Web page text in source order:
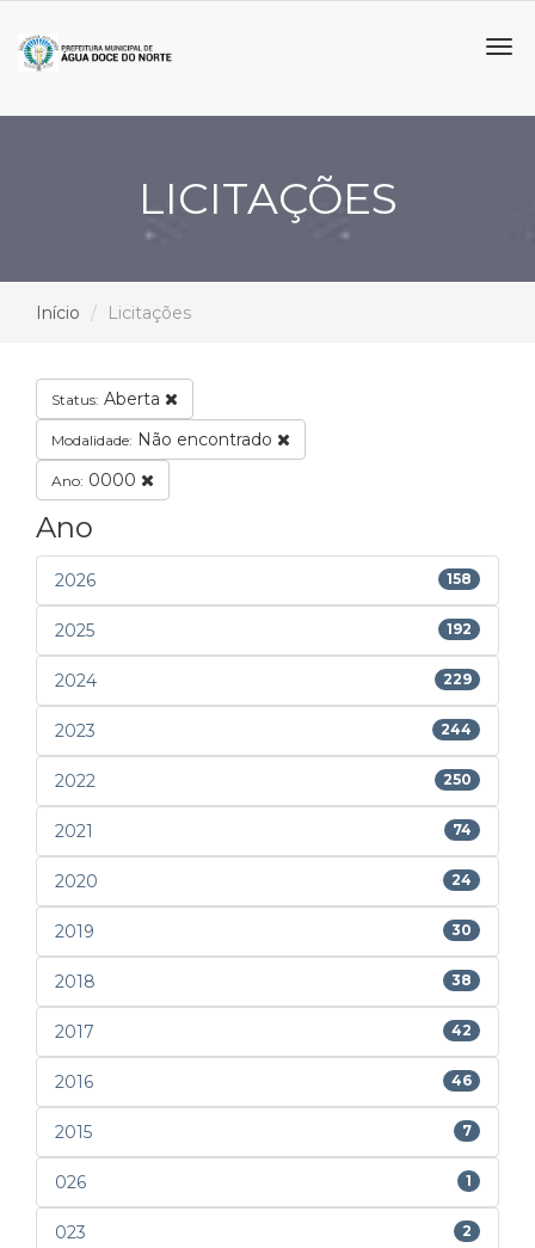
LICITAÇÕES
Início Licitações
Status: Aberta
Modalidade: Não encontrado
Ano: 0000
Ano
2026 158
2025 192
2024 229
2023 244
2022 250
2021 74
2020 24
2019 30
2018 38
2017 42
2016 46
2015 7
026 1
023 2